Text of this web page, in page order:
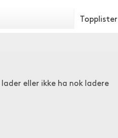
Topplister
eller ikke ha nok ladere